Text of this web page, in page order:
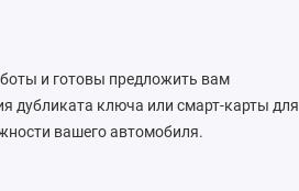
и готовы предложить вам
дубликата ключа или смарт-карты для
вашего автомобиля.